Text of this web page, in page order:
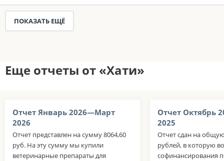
ПОКАЗАТЬ ЕЩЁ
Еще отчеты от «Хати»
Отчет Январь 2026—Март
2026
Отчет представлен на сумму 8064,60
руб. На эту сумму мы купили
ветеринарные препараты для
Отчет Октябрь
2025
Отчет сдан на
рублей, в которую
софинансирования